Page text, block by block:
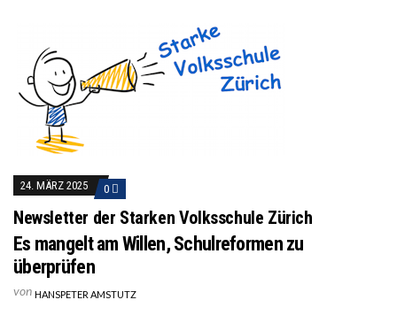
24. MÄRZ 2025 0
Newsletter der Starken Volksschule Zürich
Es mangelt am Willen, Schulreformen zu
überprüfen
von HANSPETER AMSTUTZ